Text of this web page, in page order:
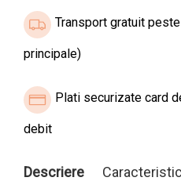
Transport gratuit
principale)
Plati securizate card
debit
Descriere